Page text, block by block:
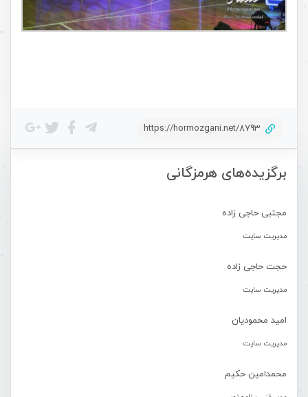
برگزیده‌های هرمزگانی
مجتبی حاجی زاده
مدیریت سایت
حجت حاجی زاده
مدیریت سایت
امید محمودیان
مدیریت سایت
محمدامین حکیم
https://hormozgani.net/8793